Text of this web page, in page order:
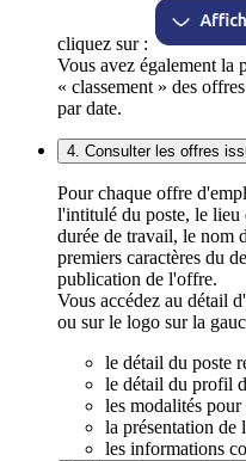
cliquez sur :
Vous avez également la
« classement » des
par date.
4. Consulter les offres
Pour chaque offre
l'intitulé du poste, le lieu
durée de travail, le nom
premiers caractères du
publication de l'offre.
Vous accédez au détail
ou sur le logo sur la
le détail du poste
le détail du profil
les modalités
la présentation de
les informations